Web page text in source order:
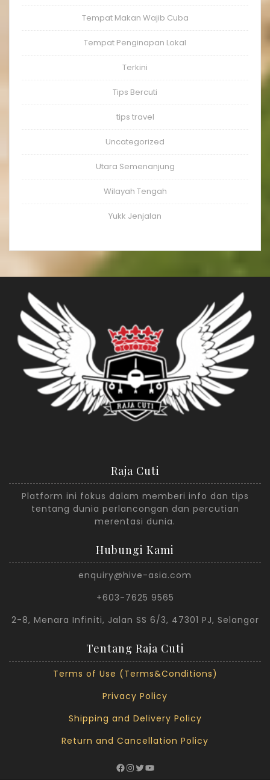
Tempat Makan Wajib Cuba
Tempat Penginapan Lokal
Terkini
Tips Bercuti
tips travel
Uncategorized
Utara Semenanjung
Wilayah Tengah
Yukk Jenjalan
Raja Cuti
Platform ini fokus dalam memberi info dan tips
tentang dunia perlancongan dan percutian
merentasi dunia.
Hubungi Kami
enquiry@hive-asia.com
+603-7625 9565
2-8, Menara Infiniti, Jalan SS 6/3, 47301 PJ, Selangor
Tentang Raja Cuti
Terms of Use (Terms&Conditions)
Privacy Policy
Shipping and Delivery Policy
Return and Cancellation Policy